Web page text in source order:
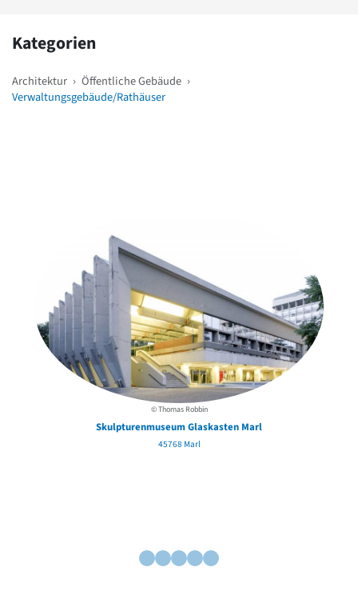
Kategorien
Architektur › Öffentliche Gebäude ›
Verwaltungsgebäude/Rathäuser
© Thomas Robbin
Skulpturenmuseum Glaskasten Marl
45768 Marl